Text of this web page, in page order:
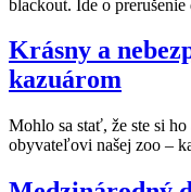
blackout. Ide o
Krásny a
kazuárom
Mohlo sa stať, že ste si
obyvateľovi našej zoo –